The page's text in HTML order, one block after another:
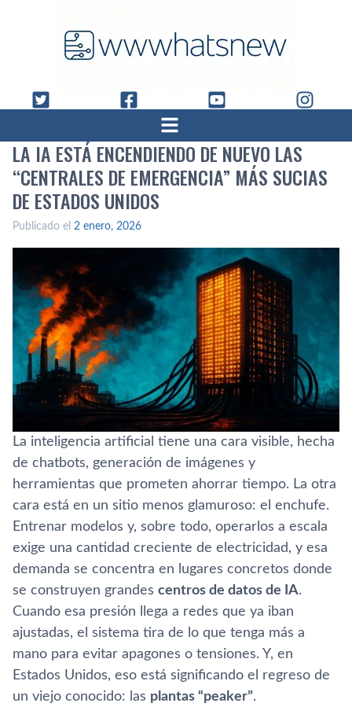
LA IA ESTÁ ENCENDIENDO DE NUEVO LAS
“CENTRALES DE EMERGENCIA” MÁS SUCIAS
DE ESTADOS UNIDOS
Publicado el 2 enero, 2026
La inteligencia artificial tiene una cara visible, hecha
de chatbots, generación de imágenes y
herramientas que prometen ahorrar tiempo. La otra
cara está en un sitio menos glamuroso: el enchufe.
Entrenar modelos y, sobre todo, operarlos a escala
exige una cantidad creciente de electricidad, y esa
demanda se concentra en lugares concretos donde
se construyen grandes centros de datos de IA.
Cuando esa presión llega a redes que ya iban
ajustadas, el sistema tira de lo que tenga más a
mano para evitar apagones o tensiones. Y, en
Estados Unidos, eso está significando el regreso de
un viejo conocido: las plantas “peaker”.